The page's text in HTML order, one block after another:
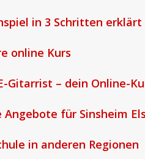
in 3 Schritten erklärt
online Kurs
Gitarrist – dein Online-
Angebote für Sinsheim
in anderen Regionen